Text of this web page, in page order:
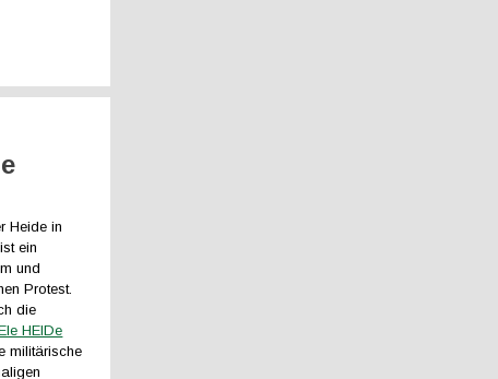
Heide in
ein
und
Protest.
die
HEIDe
militärische